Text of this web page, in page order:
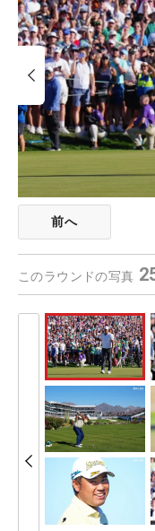
前へ
このラウンドの写真